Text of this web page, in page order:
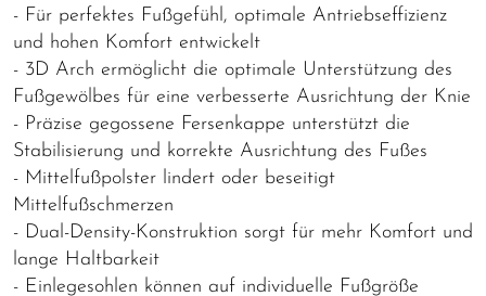
- Für perfektes Fußgefühl, optimale Antriebseffizienz
und hohen Komfort entwickelt
- 3D Arch ermöglicht die optimale Unterstützung des
Fußgewölbes für eine verbesserte Ausrichtung der Knie
- Präzise gegossene Fersenkappe unterstützt die
Stabilisierung und korrekte Ausrichtung des Fußes
- Mittelfußpolster lindert oder beseitigt
Mittelfußschmerzen
- Dual-Density-Konstruktion sorgt für mehr Komfort und
lange Haltbarkeit
- Einlegesohlen können auf individuelle Fußgröße